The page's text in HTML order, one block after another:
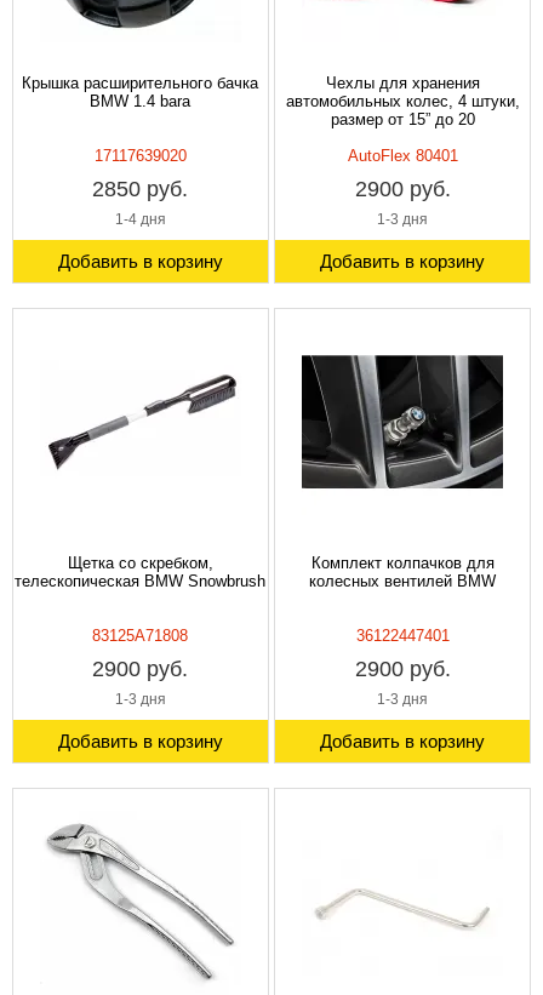
Крышка расширительного бачка
BMW 1.4 bara
17117639020
2850 руб.
1-4 дня
Добавить в корзину
Чехлы для хранения
автомобильных колес, 4 штуки,
размер от 15” до 20
AutoFlex 80401
2900 руб.
1-3 дня
Добавить в корзину
Щетка со скребком,
телескопическая BMW Snowbrush
83125A71808
2900 руб.
1-3 дня
Добавить в корзину
Комплект колпачков для
колесных вентилей BMW
36122447401
2900 руб.
1-3 дня
Добавить в корзину